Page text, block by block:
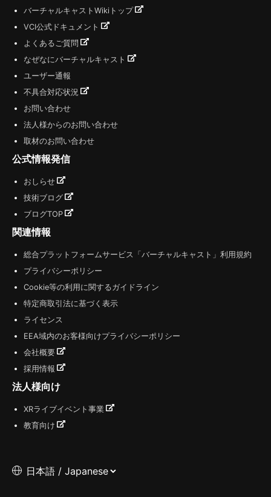
バーチャルキャストWikiトップ
VCI公式ドキュメント
よくあるご質問
なぜなにバーチャルキャスト
ユーザー通報
不具合対応状況
お問い合わせ
法人様からのお問い合わせ
取材のお問い合わせ
公式情報発信
おしらせ
技術ブログ
ブログTOP
関連情報
総合プラットフォームサービス「バーチャルキャスト」利用規約
プライバシーポリシー
Cookie等の利用に関するガイドライン
特定商取引法に基づく表示
ライセンス
EEA域内のお客様向けプライバシーポリシー
会社概要
採用情報
法人様向け
XRライブイベント事業
教育向け